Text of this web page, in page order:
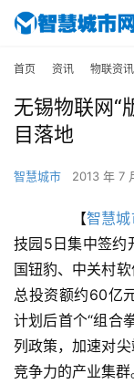
首页 资讯 物联资讯
无锡物联网“
目落地
智慧城市 2013 年 7
【智慧城
技园5日集中签约
国钮豹、中关村
总投资额约60亿
计划后首个“组合
列政策，加速对
竞争力的产业集群